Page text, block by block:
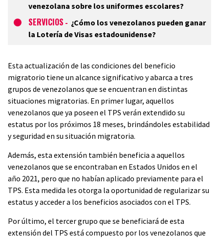
venezolana sobre los uniformes escolares?
SERVICIOS - ¿Cómo los venezolanos pueden ganar
la Lotería de Visas estadounidense?
Esta actualización de las condiciones del beneficio
migratorio tiene un alcance significativo y abarca a tres
grupos de venezolanos que se encuentran en distintas
situaciones migratorias. En primer lugar, aquellos
venezolanos que ya poseen el TPS verán extendido su
estatus por los próximos 18 meses, brindándoles estabilidad
y seguridad en su situación migratoria.
Además, esta extensión también beneficia a aquellos
venezolanos que se encontraban en Estados Unidos en el
año 2021, pero que no habían aplicado previamente para el
TPS. Esta medida les otorga la oportunidad de regularizar su
estatus y acceder a los beneficios asociados con el TPS.
Por último, el tercer grupo que se beneficiará de esta
extensión del TPS está compuesto por los venezolanos que